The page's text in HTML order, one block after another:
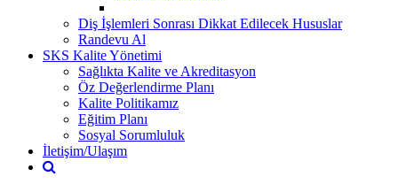
Diş İşlemleri Sonrası Dikkat Edilecek Hususlar
Randevu Al
SKS Kalite Yönetimi
Sağlıkta Kalite ve Akreditasyon
Öz Değerlendirme Planı
Kalite Politikamız
Eğitim Planı
Sosyal Sorumluluk
İletişim/Ulaşım